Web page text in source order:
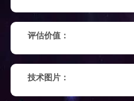
评估价值：
技术图片：